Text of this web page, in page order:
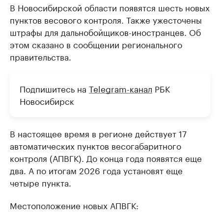
В Новосибирской области появятся шесть новых
пунктов весового контроля. Также ужесточены
штрафы для дальнобойщиков-иностранцев. Об
этом сказано в сообщении регионального
правительства.
Подпишитесь на Telegram-канал РБК
Новосибирск
В настоящее время в регионе действует 17
автоматических пунктов весогабаритного
контроля (АПВГК). До конца года появятся еще
два. А по итогам 2026 года установят еще
четыре пункта.
Местоположение новых АПВГК: